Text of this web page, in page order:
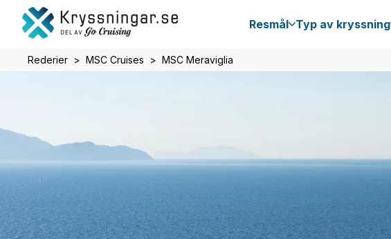
Resmål Typ av kryssning
Rederier MSC Cruises MSC Meraviglia